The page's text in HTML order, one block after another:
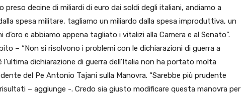
preso decine di miliardi di euro dai soldi degli italiani, andiamo a
spesa militare, tagliamo un miliardo dalla spesa improduttiva, un
e abbiamo appena tagliato i vitalizi alla Camera e al Senato”.
– “Non si risolvono i problemi con le dichiarazioni di guerra a
dichiarazione di guerra dell’Italia non ha portato molta
del Pe Antonio Tajani sulla Manovra. “Sarebbe più prudente
– aggiunge -. Credo sia giusto modificare questa manovra per